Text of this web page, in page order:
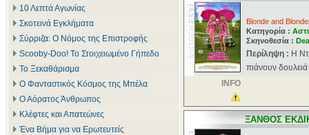
10 Λεπτά Αγωνίας
Σκοτεινά Εγκλήματα
Σύρριζα: Ο Νόμος της Επιστροφής
Scooby-Doo! Το Στοιχειωμένο Γήπεδο
Το Ξεκαθάρισμα
Ο Φανταστικός Κόσμος της Μπέλα
Ο Αόρατος Άνθρωπος
Κλέφτες και Απατεώνες
Ένα Βήμα για να Ερωτευτείς
Blonde and
Κατηγορία :
Σκηνοθεσία :
Περίληψη : Η
πιάνουν
INFO
ΞΑΝΘΟΣ